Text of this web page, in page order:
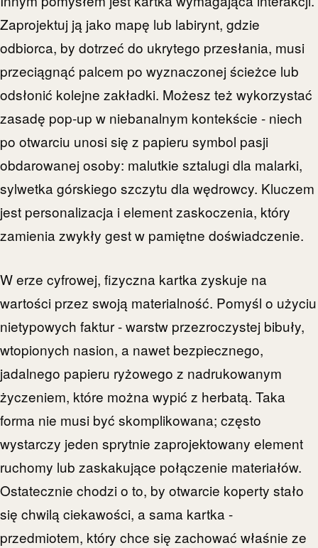
Zaprojektuj ją jako mapę lub labirynt, gdzie
odbiorca, by dotrzeć do ukrytego przesłania, musi
przeciągnąć palcem po wyznaczonej ścieżce lub
odsłonić kolejne zakładki. Możesz też wykorzystać
zasadę pop-up w niebanalnym kontekście - niech
po otwarciu unosi się z papieru symbol pasji
obdarowanej osoby: malutkie sztalugi dla malarki,
sylwetka górskiego szczytu dla wędrowcy. Kluczem
jest personalizacja i element zaskoczenia, który
zamienia zwykły gest w pamiętne doświadczenie.
W erze cyfrowej, fizyczna kartka zyskuje na
wartości przez swoją materialność. Pomyśl o użyciu
nietypowych faktur - warstw przezroczystej bibuły,
wtopionych nasion, a nawet bezpiecznego,
jadalnego papieru ryżowego z nadrukowanym
życzeniem, które można wypić z herbatą. Taka
forma nie musi być skomplikowana; często
wystarczy jeden sprytnie zaprojektowany element
ruchomy lub zaskakujące połączenie materiałów.
Ostatecznie chodzi o to, by otwarcie koperty stało
się chwilą ciekawości, a sama kartka -
przedmiotem, który chce się zachować właśnie ze